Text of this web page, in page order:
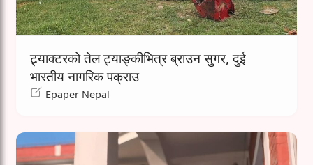
ट्र्याक्टरको तेल ट्याङ्कीभित्र ब्राउन सुगर, दुई
भारतीय नागरिक पक्राउ
Epaper Nepal